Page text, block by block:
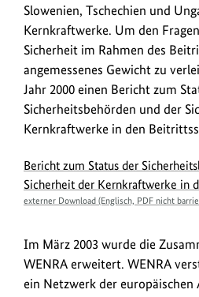
Slowenien, Tschechien und
Kernkraftwerke. Um den
Sicherheit im Rahmen des
angemessenes Gewicht zu
Jahr 2000 einen Bericht zum
Sicherheitsbehörden und der
Kernkraftwerke in den
Bericht zum Status der
Sicherheit der Kernkraftwerke in
externer Download (Englisch, PDF nicht
Im März 2003 wurde die
WENRA erweitert. WENRA
ein Netzwerk der